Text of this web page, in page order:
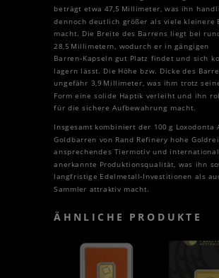
beträgt etwa 47,5 Millimeter, was ihn
dennoch deutlich größer als viele kleinere
macht. Die Breite des Barrens liegt bei
28,5 Millimetern, wodurch er in gängigen
Barren‑Kapseln gut Platz findet und sich
lagern lässt. Die Höhe bzw. Dicke des
ungefähr 3,9 Millimeter, was ihm trotz
Form eine solide Haptik verleiht und ihn
für die sichere Aufbewahrung macht.
Insgesamt kombiniert der 100 g Loxodonta
Goldbarren von Rand Refinery hohe
ansprechendes Tiermotiv und international
anerkannte Produktionsqualität, was ihn
langfristige Edelmetall‑Investitionen als
Sammler attraktiv macht.
ÄHNLICHE PRODUKTE